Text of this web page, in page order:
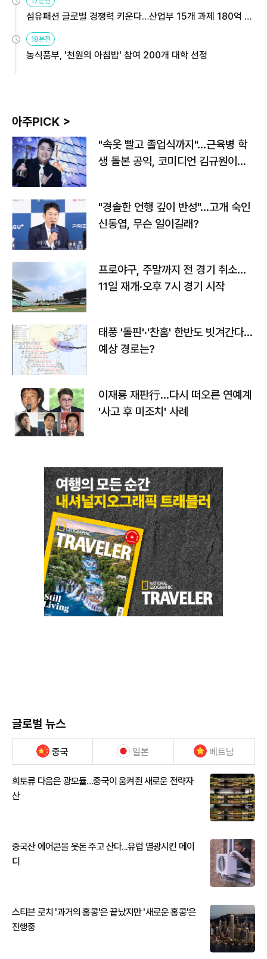
섬유패션 글로벌 경쟁력 키운다…산업부 15개 과제 180억 지
원
18분전
농식품부, '천원의 아침밥' 참여 200개 대학 선정
아주PICK >
"속옷 빨고 졸업식까지"…근육병 학
생 돌본 공익, 코미디언 김규원이었
"경솔한 언행 깊이 반성"…고개 숙인
신동엽, 무슨 일이길래?
프로야구, 주말까지 전 경기 취소…
11일 재개·오후 7시 경기 시작
태풍 '돌핀'·'찬홈' 한반도 빗겨간다…
예상 경로는?
이재룡 재판行…다시 떠오른 연예계
'사고 후 미조치' 사례
글로벌 뉴스
중국 일본 베트남
희토류 다음은 광모듈…중국이 움켜쥔 새로운 전략자
산
중국산 에어콘을 웃돈 주고 산다...유럽 열광시킨 메이
디
스티븐 로치 '과거의 홍콩'은 끝났지만 '새로운 홍콩'은
진행중